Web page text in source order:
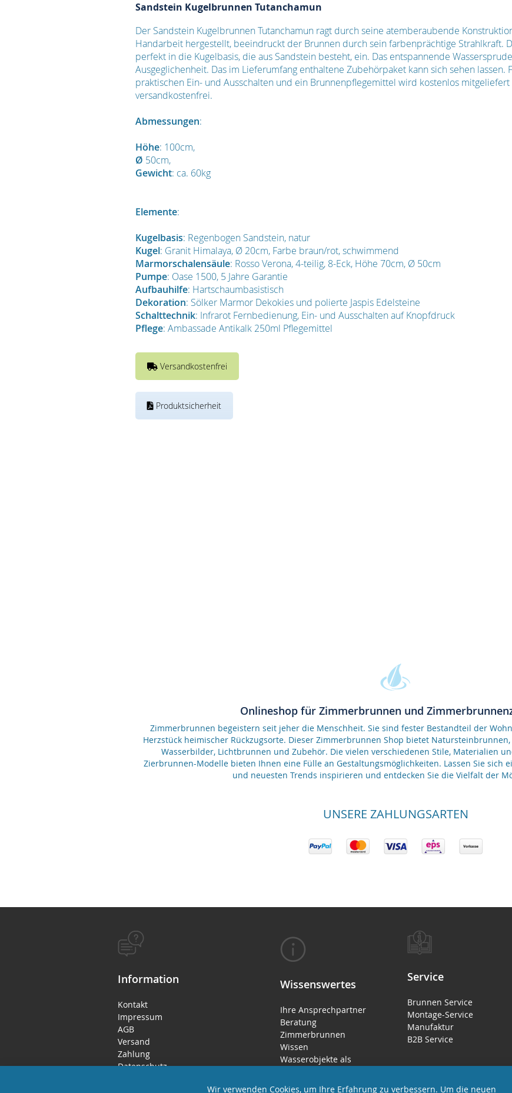
Sandstein Kugelbrunnen Tutanchamun
Der Sandstein Kugelbrunnen Tutanchamun ragt durch seine atemberaubende
Handarbeit hergestellt, beeindruckt der Brunnen durch sein farbenprächtige Strahlkraft.
perfekt in die Kugelbasis, die aus Sandstein besteht, ein. Das entspannende
Ausgeglichenheit. Das im Lieferumfang enthaltene Zubehörpaket kann sich sehen lassen.
praktischen Ein- und Ausschalten und ein Brunnenpflegemittel wird kostenlos mitgeliefert
versandkostenfrei.
Abmessungen:
Höhe: 100cm,
Ø 50cm,
Gewicht: ca. 60kg
Elemente:
Kugelbasis: Regenbogen Sandstein, natur
Kugel: Granit Himalaya, Ø 20cm, Farbe braun/rot, schwimmend
Marmorschalensäule: Rosso Verona, 4-teilig, 8-Eck, Höhe 70cm, Ø 50cm
Pumpe: Oase 1500, 5 Jahre Garantie
Aufbauhilfe: Hartschaumbasistisch
Dekoration: Sölker Marmor Dekokies und polierte Jaspis Edelsteine
Schalttechnik: Infrarot Fernbedienung, Ein- und Ausschalten auf Knopfdruck
Pflege: Ambassade Antikalk 250ml Pflegemittel
Versandkostenfrei
Produktsicherheit
Onlineshop für Zimmerbrunnen und
Zimmerbrunnen begeistern seit jeher die Menschheit. Sie sind fester Bestandteil der
Herzstück heimischer Rückzugsorte. Dieser Zimmerbrunnen Shop bietet
Wasserbilder, Lichtbrunnen und Zubehör. Die vielen verschiedenen Stile, Materialien
Zierbrunnen-Modelle bieten Ihnen eine Fülle an Gestaltungsmöglichkeiten. Lassen Sie sich
und neuesten Trends inspirieren und entdecken Sie die Vielfalt der
UNSERE ZAHLUNGSARTEN
Information
Kontakt
Impressum
AGB
Versand
Zahlung
Datenschutz
Wissenswertes
Ihre Ansprechpartner
Beratung
Zimmerbrunnen
Wissen
Wasserobjekte als
Service
Brunnen Service
Montage-Service
Manufaktur
B2B Service
Wir verwenden Cookies, um Ihre Erfahrung zu verbessern. Um die neuen